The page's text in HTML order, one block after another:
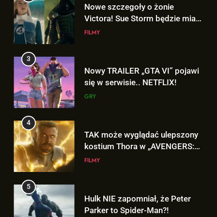
Nowy TRAILER „GTA VI” pojawi
się w serwisie.. NETFLIX!
GRY
4
TAK może wyglądać ulepszony
kostium Thora w „AVENGERS:
DOOMSDAY”!
FILMY
5
Hulk NIE zapomniał, że Peter
Parker to Spider-Man?!
FILMY
6
D.D. Cretton zdradza, że
niedługo dowiemy się znaczenia
5
Hulk NIE zapomniał, że Peter